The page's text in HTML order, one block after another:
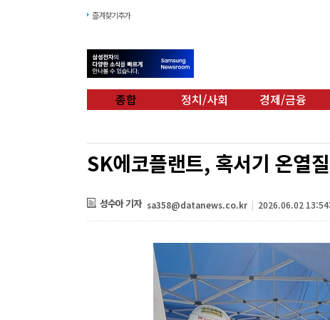
즐겨찾기추가
종합 정치/사회 경제/금융
SK에코플랜트, 혹서기 온열
성수아 기자 sa358@datanews.co.kr | 2026.06.02